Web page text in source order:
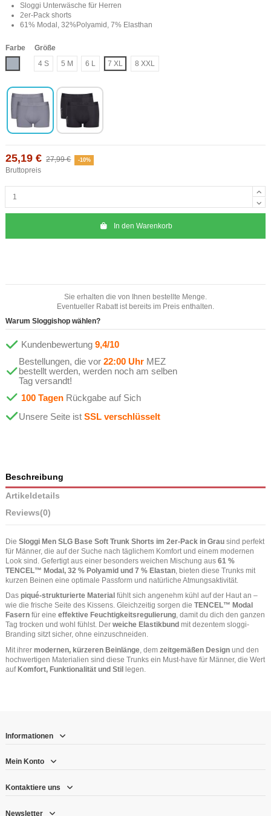
Sloggi Unterwäsche für Herren
2er-Pack shorts
61% Modal, 32%Polyamid, 7% Elasthan
Farbe
Größe
4 S
5 M 6 L 7 XL 8 XXL
25,19 € 27,99 € -10%
Bruttopreis
In den Warenkorb
Sie erhalten die von Ihnen bestellte Menge.
Eventueller Rabatt ist bereits im Preis enthalten.
Warum Sloggishop wählen?
Kundenbewertung 9,4/10
Bestellungen, die vor 22:00 Uhr MEZ
bestellt werden, werden noch am selben
Tag versandt!
100 Tagen Rückgabe auf Sich
Unsere Seite ist SSL verschlüsselt
Beschreibung
Artikeldetails
Reviews(0)
Die Sloggi Men SLG Base Soft Trunk Shorts im 2er-Pack in Grau sind perfekt
für Männer, die auf der Suche nach täglichem Komfort und einem modernen
Look sind. Gefertigt aus einer besonders weichen Mischung aus 61 %
TENCEL™ Modal, 32 % Polyamid und 7 % Elastan , bieten diese Trunks mit
kurzen Beinen eine optimale Passform und natürliche Atmungsaktivität.
Das piqué-strukturierte Material fühlt sich angenehm kühl auf der Haut an –
wie die frische Seite des Kissens. Gleichzeitig sorgen die TENCEL™ Modal
Fasern für eine effektive Feuchtigkeitsregulierung, damit du dich den ganzen
Tag trocken und wohl fühlst. Der weiche Elastikbund mit dezentem sloggi-
Branding sitzt sicher, ohne einzuschneiden.
Mit ihrer modernen, kürzeren Beinlänge , dem zeitgemäßen Design und den
hochwertigen Materialien sind diese Trunks ein Must-have für Männer, die Wert
aufKomfort, Funktionalität und Stil legen.
Informationen
Mein Konto
Kontaktiere uns
Newsletter